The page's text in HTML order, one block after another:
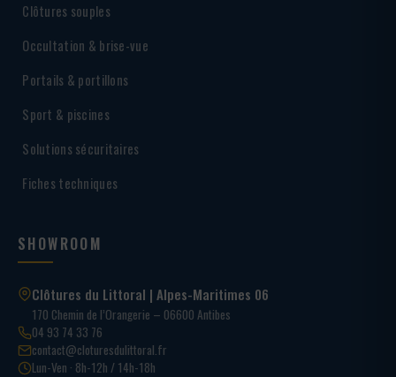
Clôtures souples
Occultation & brise-vue
Portails & portillons
Sport & piscines
Solutions sécuritaires
Fiches techniques
SHOWROOM
Clôtures du Littoral | Alpes-Maritimes 06
170 Chemin de l’Orangerie – 06600 Antibes
04 93 74 33 76
contact@cloturesdulittoral.fr
Lun-Ven · 8h-12h / 14h-18h